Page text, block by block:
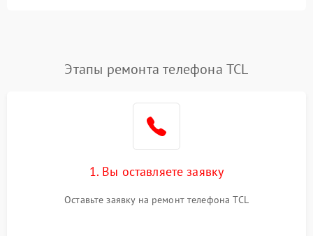
Этапы ремонта телефона TCL
1. Вы оставляете заявку
Оставьте заявку на ремонт телефона TCL